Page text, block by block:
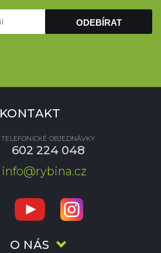
ODEBÍRAT
O NÁS
KONTAKT
TELEFONICKÉ OBJEDNÁVKY
602 224 048
info@rybina.cz